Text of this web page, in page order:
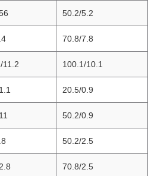
50.2/5.2
70.8/7.8
11.2 100.1/10.1
20.5/0.9
50.2/0.9
50.2/2.5
70.8/2.5